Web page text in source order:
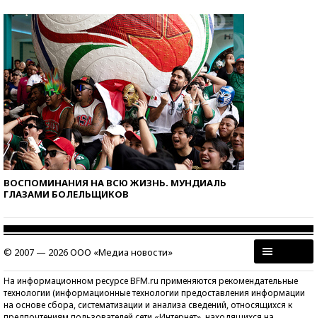
ВОСПОМИНАНИЯ НА ВСЮ ЖИЗНЬ. МУНДИАЛЬ
ГЛАЗАМИ БОЛЕЛЬЩИКОВ
© 2007 — 2026 ООО «Медиа новости»
На информационном ресурсе BFM.ru применяются рекомендательные
технологии (информационные технологии предоставления информации
на основе сбора, систематизации и анализа сведений, относящихся к